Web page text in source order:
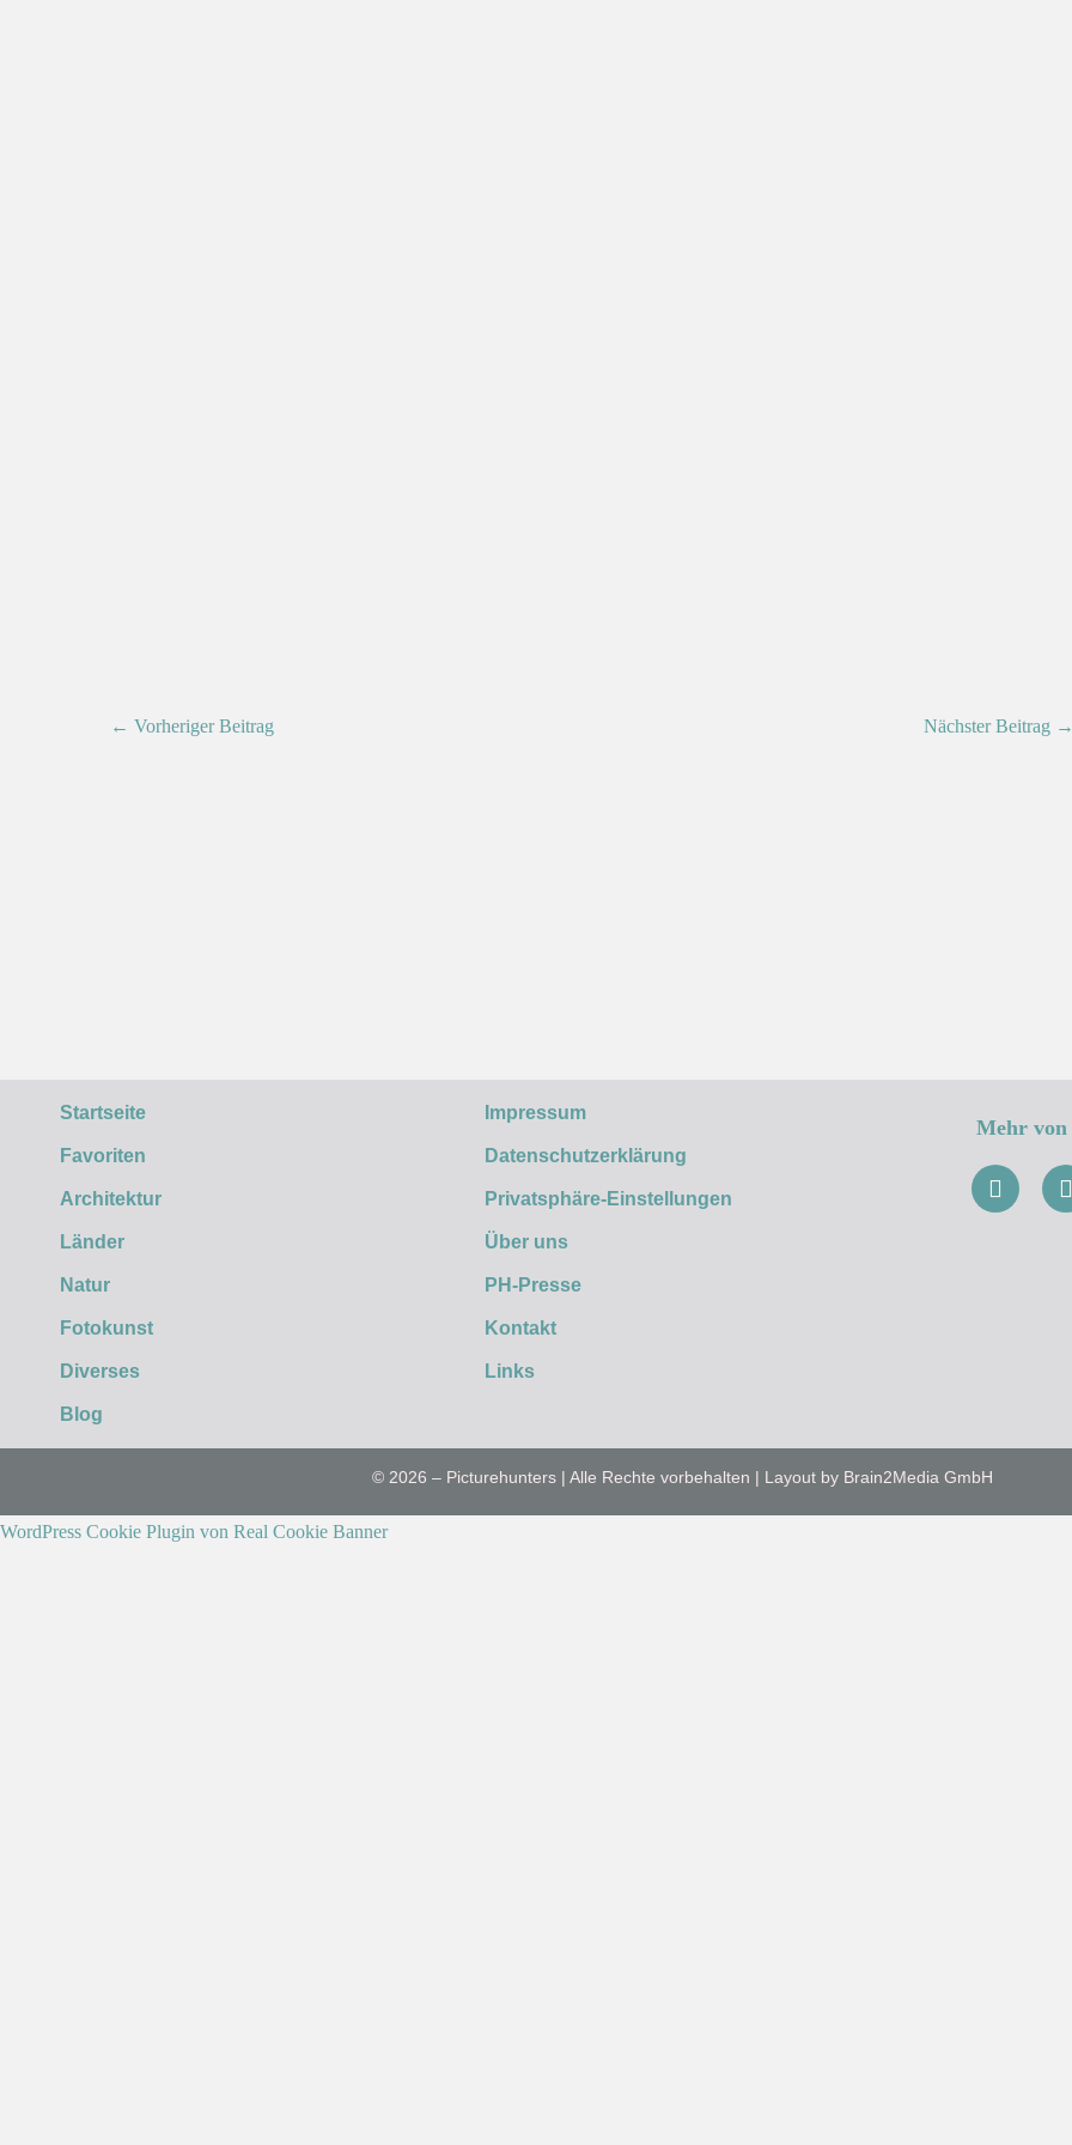
← Vorheriger Beitrag Nächster Beitrag →
Startseite
Favoriten
Architektur
Länder
Natur
Fotokunst
Diverses
Blog
Impressum
Datenschutzerklärung
Privatsphäre-Einstellungen
Über uns
PH-Presse
Kontakt
Links
Mehr von
© 2026 – Picturehunters | Alle Rechte vorbehalten | Layout by Brain2Media GmbH
WordPress Cookie Plugin von Real Cookie Banner